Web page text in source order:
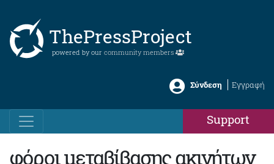
ThePressProject
powered by our community members
Σύνδεση Εγγραφή
Support
φόροι μεταβίβασης ακινήτων